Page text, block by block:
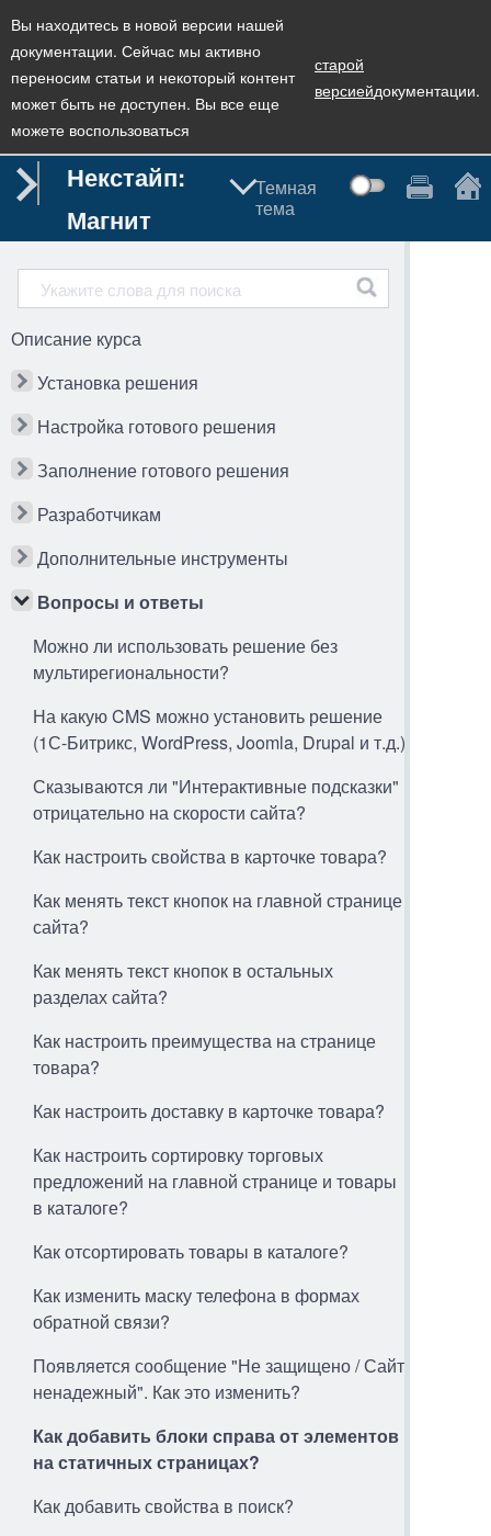
Вы находитесь в новой версии нашей
документации. Сейчас мы активно
переносим статьи и некоторый контент
может быть не доступен. Вы все еще
можете воспользоваться
старой
версиейдокументации.
Некстайп:
Магнит
Темная
тема
Описание курса
Установка решения
Настройка готового решения
Заполнение готового решения
Разработчикам
Дополнительные инструменты
Вопросы и ответы
Можно ли использовать решение без
мультирегиональности?
На какую CMS можно установить решение
(1С-Битрикс, WordPress, Joomla, Drupal и т.д.)
Сказываются ли "Интерактивные подсказки"
отрицательно на скорости сайта?
Как настроить свойства в карточке товара?
Как менять текст кнопок на главной странице
сайта?
Как менять текст кнопок в остальных
разделах сайта?
Как настроить преимущества на странице
товара?
Как настроить доставку в карточке товара?
Как настроить сортировку торговых
предложений на главной странице и товары
в каталоге?
Как отсортировать товары в каталоге?
Как изменить маску телефона в формах
обратной связи?
Появляется сообщение "Не защищено / Сайт
ненадежный". Как это изменить?
Как добавить блоки справа от элементов
на статичных страницах?
Как добавить свойства в поиск?